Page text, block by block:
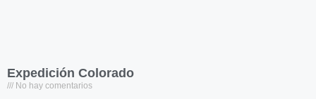
Expedición Colorado
No hay comentarios